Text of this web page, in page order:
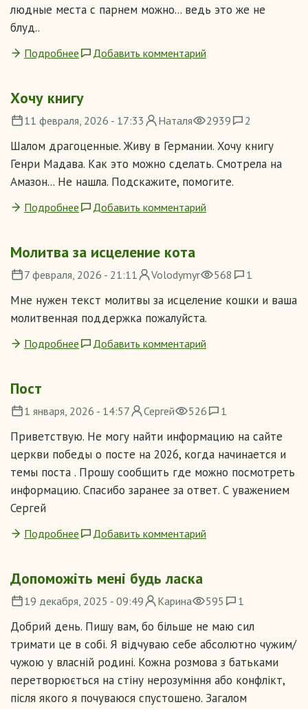
людные места с парнем можно... ведь это же не
блуд..
Подробнее Добавить комментарий
Хочу книгу
11 февраля, 2026 - 17:33 Наталя 2939 2
Шалом драгоценные. Живу в Германии. Хочу книгу
Генри Мадава. Как это можно сделать. Смотрела на
Амазон... Не нашла. Подскажите, помогите.
Подробнее Добавить комментарий
Молитва за исцеление кота
7 февраля, 2026 - 21:11 Volodymyr 568 1
Мне нужен текст молитвы за исцеление кошки и ваша
молитвенная поддержка пожалуйста.
Подробнее Добавить комментарий
Пост
1 января, 2026 - 14:57 Сергей 526 1
Приветствую. Не могу найти информацию на сайте
церкви победы о посте на 2026, когда начинается и
темы поста . Прошу сообщить где можно посмотреть
информацию. Спасибо заранее за ответ. С уважением
Сергей
Подробнее Добавить комментарий
Допоможіть мені будь ласка
19 декабря, 2025 - 09:49 Карина 595 1
Добрий день. Пишу вам, бо більше не маю сил
тримати це в собі. Я відчуваю себе абсолютно чужим/
чужою у власній родині. Кожна розмова з батьками
перетворюється на стіну нерозуміння або конфлікт,
після якого я почуваюся спустошено. Загалом